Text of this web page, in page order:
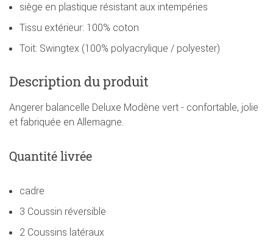
siège en plastique résistant aux intempéries
Tissu extérieur: 100% coton
Toit: Swingtex (100% polyacrylique / polyester)
Description du produit
Angerer balancelle Deluxe Modène vert - confortable, jolie
et fabriquée en Allemagne.
Quantité livrée
cadre
3 Coussin réversible
2 Coussins latéraux